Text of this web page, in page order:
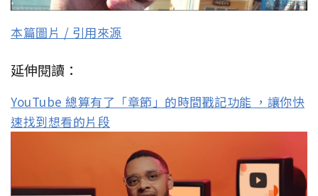
本篇圖片 / 引用來源
延伸閱讀：
YouTube 總算有了「章節」的時間戳記功能 ，讓你快
速找到想看的片段